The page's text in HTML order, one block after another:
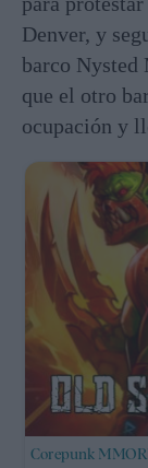
Denver, y
barco Nysted
que el otro
ocupación y
Corepunk